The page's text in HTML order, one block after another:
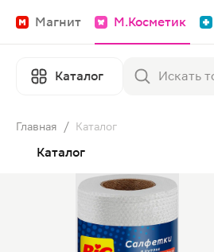
Магнит М.Косметик
Каталог
Главная / Каталог
Каталог